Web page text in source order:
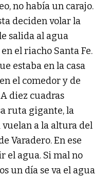
no había un carajo.
deciden volar la
salida al agua
el riacho Santa Fe.
estaba en la casa
el comedor y de
diez cuadras
ruta gigante, la
vuelan a la altura del
Varadero. En ese
el agua. Si mal no
un día se va el agua